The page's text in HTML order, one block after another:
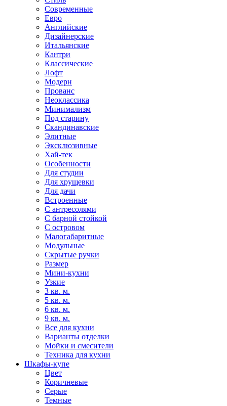
Современные
Евро
Английские
Дизайнерские
Итальянские
Кантри
Классические
Лофт
Модерн
Прованс
Неоклассика
Минимализм
Под старину
Скандинавские
Элитные
Эксклюзивные
Хай-тек
Особенности
Для студии
Для хрущевки
Для дачи
Встроенные
С антресолями
С барной стойкой
С островом
Малогабаритные
Модульные
Скрытые ручки
Размер
Мини-кухни
Узкие
3 кв. м.
5 кв. м.
6 кв. м.
9 кв. м.
Все для кухни
Варианты отделки
Мойки и смесители
Техника для кухни
Шкафы-купе
Цвет
Коричневые
Серые
Темные